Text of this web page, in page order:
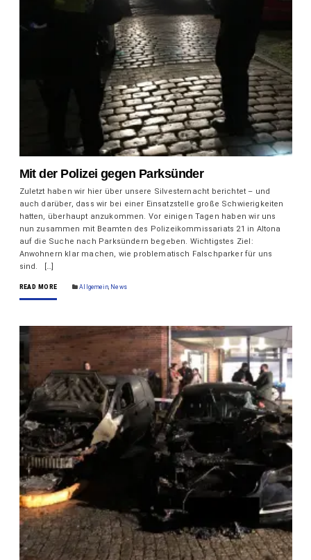
Mit der Polizei gegen Parksünder
Zuletzt haben wir hier über unsere Silvesternacht berichtet – und
auch darüber, dass wir bei einer Einsatzstelle große Schwierigkeiten
hatten, überhaupt anzukommen. Vor einigen Tagen haben wir uns
nun zusammen mit Beamten des Polizeikommissariats 21 in Altona
auf die Suche nach Parksündern begeben. Wichtigstes Ziel:
Anwohnern klar machen, wie problematisch Falschparker für uns
sind. […]
READ MORE Allgemein, News